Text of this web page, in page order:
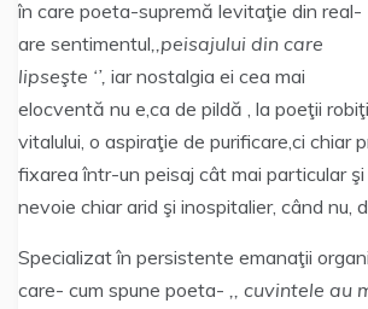
în care poeta-supremă levitaţie din real-
are sentimentul,,peisajului din care
lipseşte ‘’, iar nostalgia ei cea mai
elocventă nu e,ca de pildă , la poeţii robiţi
vitalului, o aspiraţie de purificare,ci chiar
fixarea într-un peisaj cât mai particular şi
nevoie chiar arid şi inospitalier, când nu,
Specializat în persistente emanaţii
care- cum spune poeta- ,, cuvintele au